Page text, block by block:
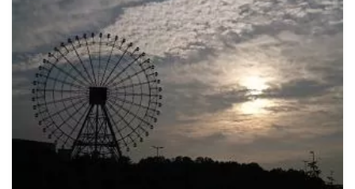
舞台・ライブ
名古屋
ナナちゃん人形